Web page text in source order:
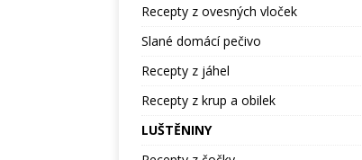
Recepty z ovesných vloček
Slané domácí pečivo
Recepty z jáhel
Recepty z krup a obilek
LUŠTĚNINY